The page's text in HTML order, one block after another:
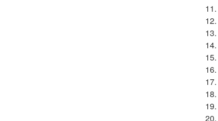
11.
12.
13.
14.
15.
16.
17.
18.
19.
20.